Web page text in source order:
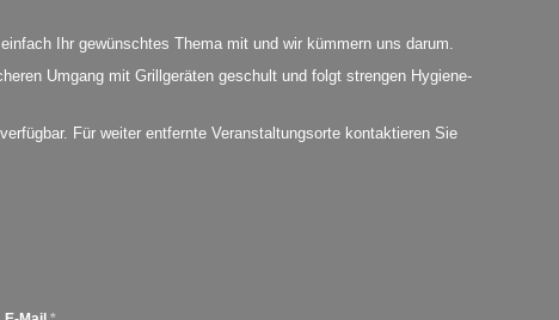
Ihr gewünschtes Thema mit und wir kümmern uns darum.
Umgang mit Grillgeräten geschult und folgt strengen Hygiene-
Für weiter entfernte Veranstaltungsorte kontaktieren Sie